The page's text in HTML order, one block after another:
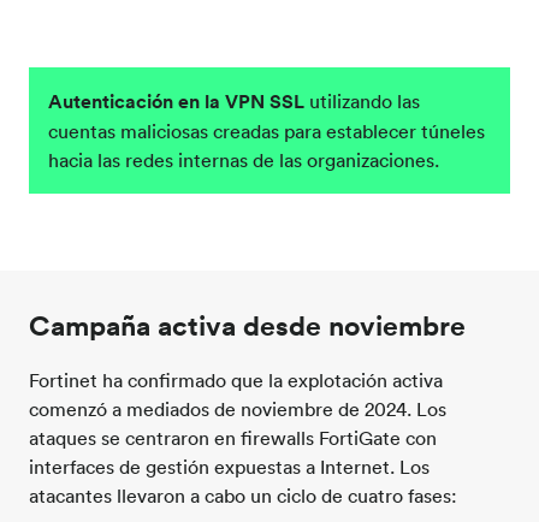
Autenticación en la VPN SSL utilizando las
cuentas maliciosas creadas para establecer túneles
hacia las redes internas de las organizaciones.
Campaña activa desde noviembre
Fortinet ha confirmado que la explotación activa
comenzó a mediados de noviembre de 2024. Los
ataques se centraron en firewalls FortiGate con
interfaces de gestión expuestas a Internet. Los
atacantes llevaron a cabo un ciclo de cuatro fases: